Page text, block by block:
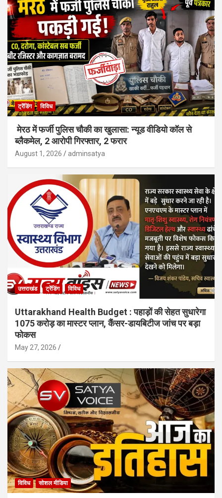
ट्रेंडिंग विविध
मेरठ में फर्जी पुलिस चौकी का खुलासा: न्यूड वीडियो कॉल से
ब्लैकमेल, 2 आरोपी गिरफ्तार, 2 फरार
August 1, 2026 adminsatya
उत्तराखंड ट्रेंडिंग विविध
Uttarakhand Health Budget : पहाड़ों की सेहत सुधारेगा
1075 करोड़ का मास्टर प्लान, कैंसर-डायबिटीज जांच पर बड़ा
फोकस
May 27, 2026
विविध सोशल मीडिया